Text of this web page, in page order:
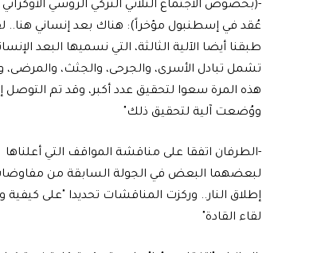
-(بخصوص الاجتماع الثلاثي التركي الروسي الأوكراني
عُقد في إسطنبول مؤخراً): هناك بعد إنساني هنا..
طبقنا أيضا الآلية الثالثة، التي نسميها البعد
تشمل تبادل الأسرى، والجرحى، والجثث، والمرضى،
هذه المرة سعوا لتحقيق عدد أكبر، وقد تم التوصل
ووُضعت آلية لتحقيق ذلك"
-الطرفان اتفقا على مناقشة المواقف التي أعلناها
لبعضهما البعض في الجولة السابقة من
إطلاق النار.. وركزت المناقشات تحديدا "على
لقاء القادة"